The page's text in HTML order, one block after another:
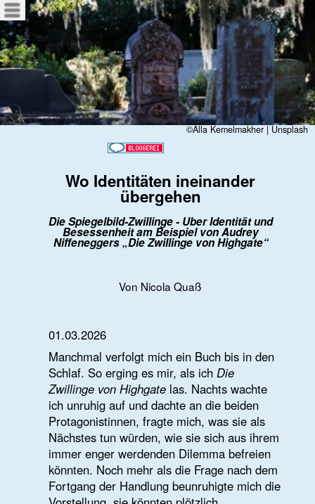
Menü
©Alla Kemelmakher | Unsplash
Wo Identitäten ineinander
übergehen
Niffeneggers „Die Zwillinge von Highgate
Von Nicola Quaß
01.03.2026
ich unruhig auf und dachte an die beiden
könnten. Noch mehr als die Frage nach dem
Vorstellung, sie könnten plötzlich
verschwunden sein – ausgelöscht,
verwandelt, entglitten. Also griff ich immer
wieder zu dem dicken Schmöker, um mich zu
vergewissern, dass es sie noch gab.
Es kommt selten vor, dass mich ein Roman
derart in seinen Bann zieht. Doch Audrey
Niffeneggers zweites Buch, erschienen nach
ihrem Weltbestseller Die Frau des
Zeitreisenden, hat mich vor einigen Jahren in
einem Zug durchlesen lassen – und bis heute
nicht losgelassen.